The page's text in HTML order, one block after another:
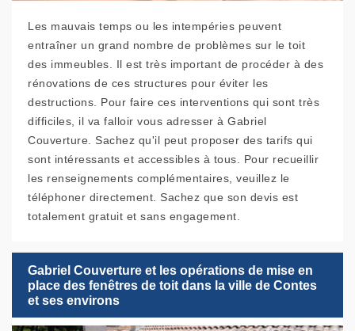
Les mauvais temps ou les intempéries peuvent
entraîner un grand nombre de problèmes sur le toit
des immeubles. Il est très important de procéder à des
rénovations de ces structures pour éviter les
destructions. Pour faire ces interventions qui sont très
difficiles, il va falloir vous adresser à Gabriel
Couverture. Sachez qu'il peut proposer des tarifs qui
sont intéressants et accessibles à tous. Pour recueillir
les renseignements complémentaires, veuillez le
téléphoner directement. Sachez que son devis est
totalement gratuit et sans engagement.
Gabriel Couverture et les opérations de mise en
place des fenêtres de toit dans la ville de Contes
et ses environs